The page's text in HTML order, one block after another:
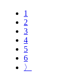
1
2
3
4
5
6
〉